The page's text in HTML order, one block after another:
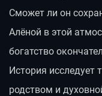
Сможет ли он
Алёной в этой
богатство
История
родством и